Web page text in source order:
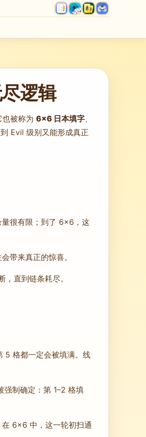
逻辑
被称为 6×6 日本填字、
Evil 级别又能形成真正
量很有限；到了 6×6，这
带来真正的惊喜。
直到链条耗尽。
5 格都一定会被填满。线
制确定：第 1–2 格填
6×6 中，这一轮初扫通